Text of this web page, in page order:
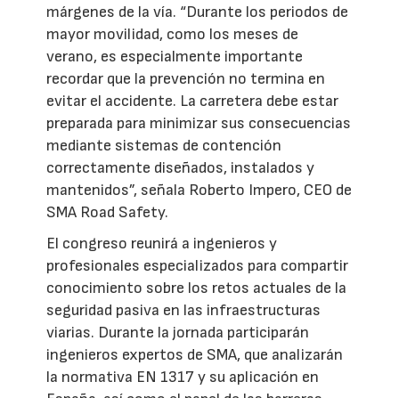
márgenes de la vía. “Durante los periodos de
mayor movilidad, como los meses de
verano, es especialmente importante
recordar que la prevención no termina en
evitar el accidente. La carretera debe estar
preparada para minimizar sus consecuencias
mediante sistemas de contención
correctamente diseñados, instalados y
mantenidos”, señala Roberto Impero, CEO de
SMA Road Safety.
El congreso reunirá a ingenieros y
profesionales especializados para compartir
conocimiento sobre los retos actuales de la
seguridad pasiva en las infraestructuras
viarias. Durante la jornada participarán
ingenieros expertos de SMA, que analizarán
la normativa EN 1317 y su aplicación en